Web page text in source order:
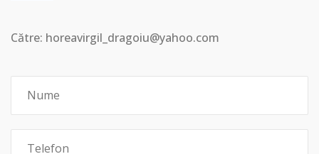
Către: horeavirgil_dragoiu@yahoo.com